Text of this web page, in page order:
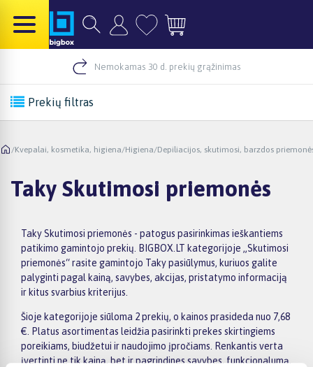
Nemokamas 30 d. prekių grąžinimas
Prekių filtras
/Kvepalai, kosmetika, higiena/Higiena/Depiliacijos, skutimosi, barzdos
Taky Skutimosi priemonės
Taky Skutimosi priemonės - patogus pasirinkimas ieškantiems
patikimo gamintojo prekių. BIGBOX.LT kategorijoje „Skutimosi
priemonės“ rasite gamintojo Taky pasiūlymus, kuriuos galite
palyginti pagal kainą, savybes, akcijas, pristatymo informaciją
ir kitus svarbius kriterijus.
Šioje kategorijoje siūloma 2 prekių, o kainos prasideda nuo 7,68
€. Platus asortimentas leidžia pasirinkti prekes skirtingiems
poreikiams, biudžetui ir naudojimo įpročiams. Renkantis verta
įvertinti ne tik kainą, bet ir pagrindines savybes, funkcionalumą,